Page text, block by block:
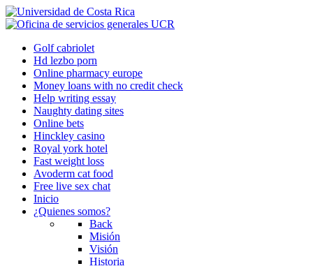
Golf cabriolet
Hd lezbo porn
Online pharmacy europe
Money loans with no credit check
Help writing essay
Naughty dating sites
Online bets
Hinckley casino
Royal york hotel
Fast weight loss
Avoderm cat food
Free live sex chat
Inicio
¿Quienes somos?
Back
Misión
Visión
Historia